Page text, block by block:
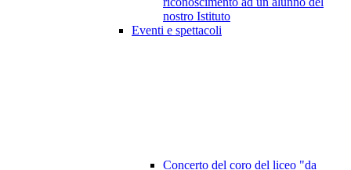
nostro Istituto
Eventi e spettacoli
Concerto del coro del liceo "da